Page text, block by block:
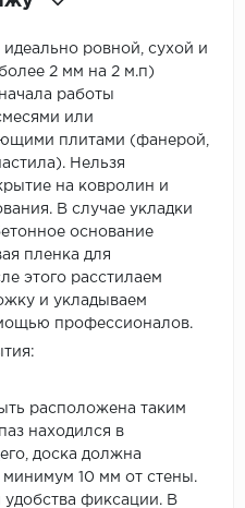
ровной, сухой и
2 мм на 2 м.п)
работы
или
плитами (фанерой,
Нельзя
на ковролин и
В случае укладки
основание
пленка для
этого расстилаем
и укладываем
профессионалов.
расположена таким
находился в
доска должна
минимум 10 мм от стены.
фиксации. В